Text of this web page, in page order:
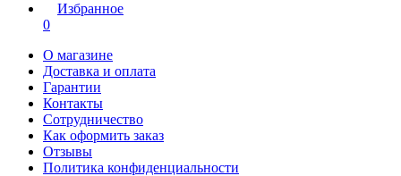
Избранное
0
О магазине
Доставка и оплата
Гарантии
Контакты
Сотрудничество
Как оформить заказ
Отзывы
Политика конфиденциальности